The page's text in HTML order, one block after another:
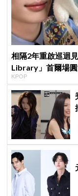
相隔2年重啟巡迴
Library」首爾場
KPOP